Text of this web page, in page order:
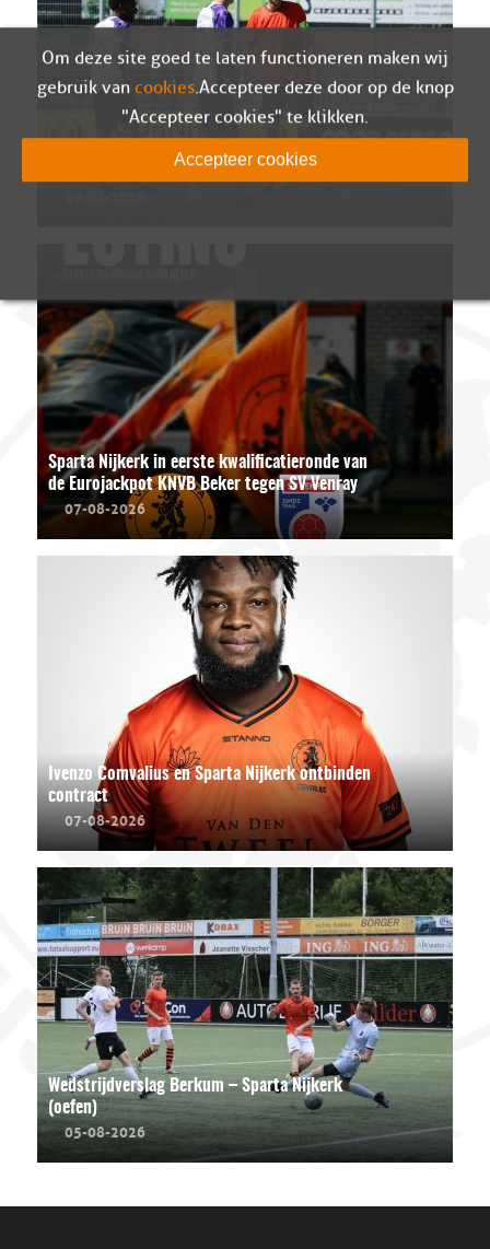
Wedstrijdverslag Sparta Nijkerk – Almere City
Sparta Nijkerk in eerste kwalificatieronde van
de Eurojackpot KNVB Beker tegen SV Venray
07-08-2026
Ivenzo Comvalius en Sparta Nijkerk ontbinden
contract
07-08-2026
Wedstrijdverslag Berkum – Sparta Nijkerk
(oefen)
05-08-2026
Om deze site goed te laten functioneren maken wij
gebruik van cookies. Accepteer deze door op de knop
"Accepteer cookies" te klikken.
Accepteer cookies